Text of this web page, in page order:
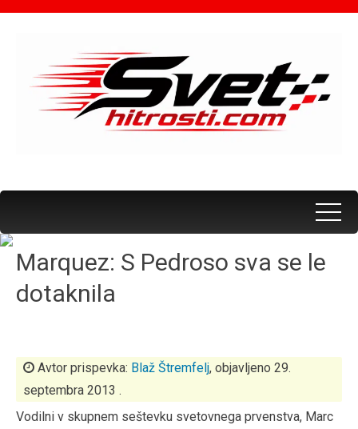
Marquez: S Pedroso sva se le
dotaknila
Avtor prispevka: Blaž Štremfelj, objavljeno 29.
septembra 2013 .
Vodilni v skupnem seštevku svetovnega prvenstva, Marc